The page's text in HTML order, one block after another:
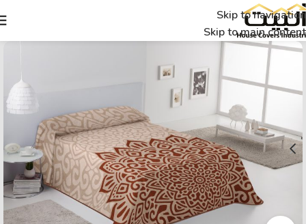
Skip to navigation
Skip to main content